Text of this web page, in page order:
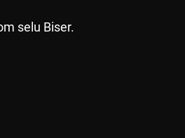
selu Biser.